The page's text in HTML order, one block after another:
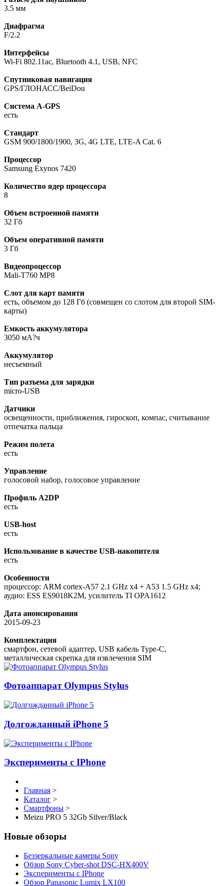
3.5 мм
Диафрагма
F/2.2
Интерфейсы
Wi-Fi 802.11ac, Bluetooth 4.1, USB, NFC
Спутниковая навигация
GPS/ГЛОНАСС/BeiDou
Cистема A-GPS
есть
Стандарт
GSM 900/1800/1900, 3G, 4G LTE, LTE-A Cat. 6
Процессор
Samsung Exynos 7420
Количество ядер процессора
8
Объем встроенной памяти
32 Гб
Объем оперативной памяти
3 Гб
Видеопроцессор
Mali-T760 MP8
Слот для карт памяти
есть, объемом до 128 Гб (совмещен со слотом для второй SIM-
карты)
Емкость аккумулятора
3050 мА?ч
Аккумулятор
несъемный
Тип разъема для зарядки
micro-USB
Датчики
освещенности, приближения, гироскоп, компас, считывание
отпечатка пальца
Режим полета
есть
Управление
голосовой набор, голосовое управление
Профиль A2DP
есть
USB-host
есть
Использование в качестве USB-накопителя
есть
Особенности
процессор: ARM cortex-A57 2.1 GHz x4 + A53 1.5 GHz x4;
аудио: ESS ES9018K2M, усилитель TI OPA1612
Дата анонсирования
2015-09-23
Комплектация
смартфон, сетевой адаптер, USB кабель Type-C,
металлическая скрепка для извлечения SIM
Фотоаппарат Olympus Stylus
Долгожданный iPhone 5
Эксперименты с IPhone
Главная >
Каталог >
Смартфоны >
Meizu PRO 5 32Gb Silver/Black
Новые обзоры
Беззеркальные камеры Sony
Обзор Sony Cyber-shot DSC-HX400V
Эксперименты с IPhone
Обзор Panasonic Lumix LX100